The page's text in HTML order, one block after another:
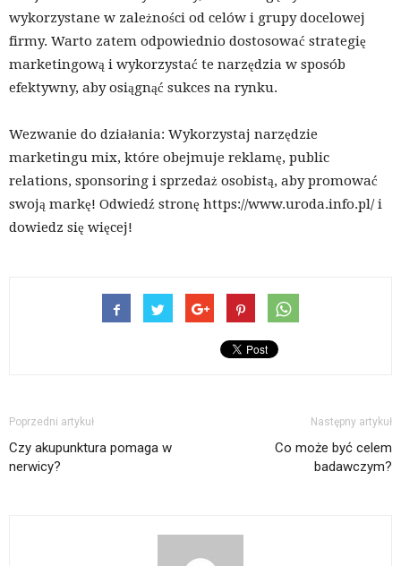
wykorzystane w zależności od celów i grupy docelowej
firmy. Warto zatem odpowiednio dostosować strategię
marketingową i wykorzystać te narzędzia w sposób
efektywny, aby osiągnąć sukces na rynku.
Wezwanie do działania: Wykorzystaj narzędzie
marketingu mix, które obejmuje reklamę, public
relations, sponsoring i sprzedaż osobistą, aby promować
swoją markę! Odwiedź stronę https://www.uroda.info.pl/ i
dowiedz się więcej!
Poprzedni artykuł
Czy akupunktura pomaga w
nerwicy?
Następny artykuł
Co może być celem
badawczym?